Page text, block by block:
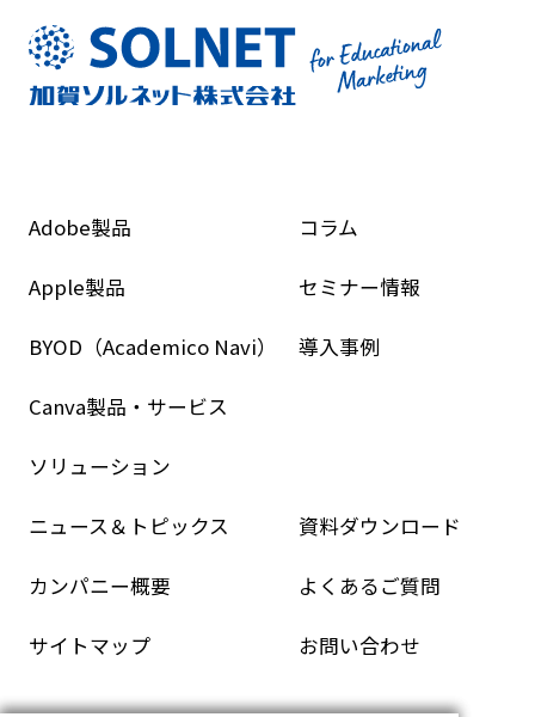
Adobe製品
Apple製品
BYOD（Academico Navi）
Canva製品・サービス
ソリューション
コラム
セミナー情報
導入事例
ニュース＆トピックス
カンパニー概要
サイトマップ お問い合わせ
資料ダウンロード
よくあるご質問